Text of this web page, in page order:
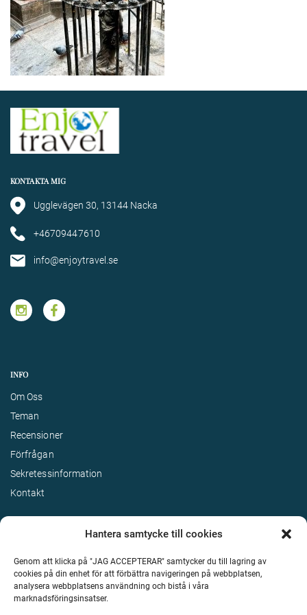
Hantera samtycke till cookies
Genom att klicka på "JAG ACCEPTERAR" samtycker du till lagring av
cookies på din enhet för att förbättra navigeringen på webbplatsen,
analysera webbplatsens användning och bistå i våra
marknadsföringsinsatser.
KONTAKTA MIG
Ugglevägen 30, 13144 Nacka
+46709447610
info@enjoytravel.se
INFO
Om Oss
Teman
Recensioner
Förfrågan
Sekretessinformation
Kontakt